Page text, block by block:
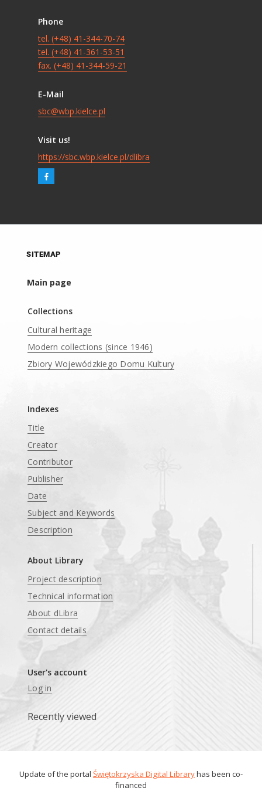
Phone
tel. (+48) 41-344-70-74
tel. (+48) 41-361-53-51
fax. (+48) 41-344-59-21
E-Mail
sbc@wbp.kielce.pl
Visit us!
https://sbc.wbp.kielce.pl/dlibra
SITEMAP
Main page
Collections
Cultural heritage
Modern collections (since 1946)
Zbiory Wojewódzkiego Domu Kultury
Indexes
Title
Creator
Contributor
Publisher
Date
Subject and Keywords
Description
About Library
Project description
Technical information
About dLibra
Contact details
User's account
Log in
Recently viewed
Update of the portal Świętokrzyska Digital Libraryhas been co-
financed